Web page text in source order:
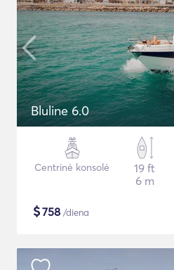
Bluline 6.0
Centrinė konsolė
19 ft
6 m
$758 /diena